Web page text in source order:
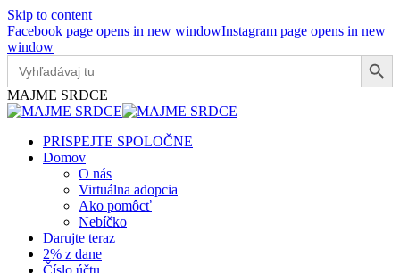
Skip to content
Facebook page opens in new windowInstagram page opens in new
window
Search
for:
Search Button
MAJME SRDCE
PRISPEJTE SPOLOČNE
Domov
O nás
Virtuálna adopcia
Ako pomôcť
Nebíčko
Darujte teraz
2% z dane
Číslo účtu